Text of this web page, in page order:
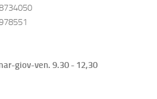
giov-ven. 9.30 - 12,30